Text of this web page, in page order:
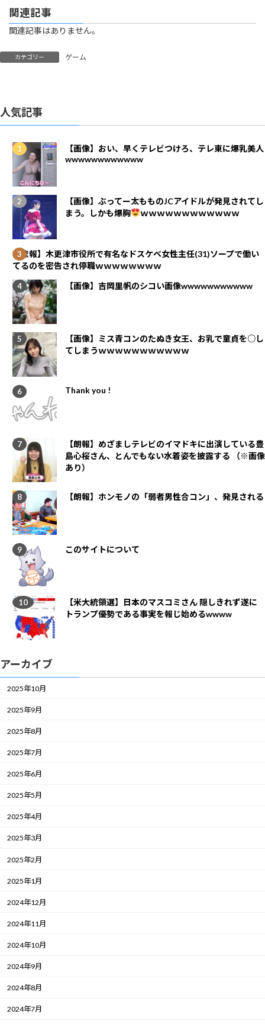
関連記事
関連記事はありません。
カテゴリー ゲーム
人気記事
【画像】おい、早くテレビつけろ、テレ東に爆乳美人
wwwwwwwwwwww
【画像】ぶってー太もものJCアイドルが発見されてし
まう。しかも爆胸
ｗｗｗｗｗｗｗｗｗｗｗｗ
【悲報】木更津市役所で有名なドスケベ女性主任(31)ソープで働い
てるのを密告され停職ｗｗｗｗｗｗｗｗ
【画像】吉岡里帆のシコい画像wwwwwwwwwww
【画像】ミス青コンのたぬき女王、お乳で童貞を○し
てしまうｗｗｗｗｗｗｗｗｗｗｗ
Thank you !
【朗報】めざましテレビのイマドキに出演している豊
島心桜さん、とんでもない水着姿を披露する （※画像
あり）
【朗報】ホンモノの「弱者男性合コン」、発見される
このサイトについて
【米大統領選】日本のマスコミさん 隠しきれず遂に
トランプ優勢である事実を報じ始めるwwww
アーカイブ
2025年10月
2025年9月
2025年8月
2025年7月
2025年6月
2025年5月
2025年4月
2025年3月
2025年2月
2025年1月
2024年12月
2024年11月
2024年10月
2024年9月
2024年8月
2024年7月